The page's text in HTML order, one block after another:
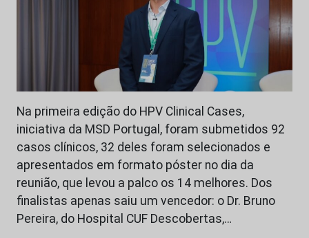
Na primeira edição do HPV Clinical Cases,
iniciativa da MSD Portugal, foram submetidos 92
casos clínicos, 32 deles foram selecionados e
apresentados em formato póster no dia da
reunião, que levou a palco os 14 melhores. Dos
finalistas apenas saiu um vencedor: o Dr. Bruno
Pereira, do Hospital CUF Descobertas,…